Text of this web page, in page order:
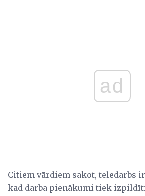
ad
Citiem vārdiem sakot, teledarbs
kad darba pienākumi tiek